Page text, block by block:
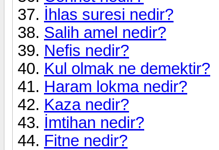
İhlas suresi nedir?
Salih amel nedir?
Nefis nedir?
Kul olmak ne demektir?
Haram lokma nedir?
Kaza nedir?
İmtihan nedir?
Fitne nedir?